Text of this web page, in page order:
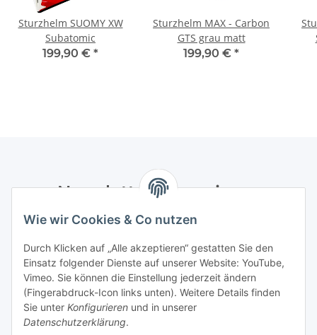
Wie wir Cookies & Co nutzen
Durch Klicken auf „Alle akzeptieren“ gestatten Sie den
Einsatz folgender Dienste auf unserer Website: YouTube,
Vimeo. Sie können die Einstellung jederzeit ändern
(Fingerabdruck-Icon links unten). Weitere Details finden
Sie unter Konfigurieren und in unserer
Datenschutzerklärung.
Sturzhelm SUOMY XW
Subatomic
199,90 € *
Sturzhelm MAX - Carbon
GTS grau matt
199,90 € *
Newsletter Abonnieren
Bitte senden Sie mir entsprechend Ihrer
Informationen zu Ihrem Produktsortiment per E-Mail zu.
Abonnieren
Newsletter Abonnieren